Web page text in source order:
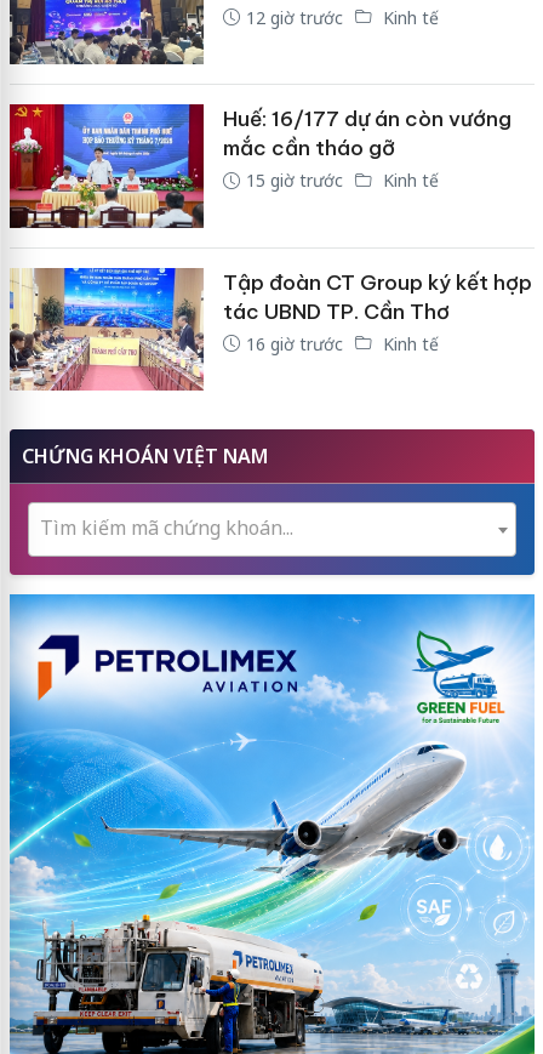
12 giờ trước Kinh tế
Huế: 16/177 dự án còn vướng
mắc cần tháo gỡ
15 giờ trước Kinh tế
Tập đoàn CT Group ký kết hợp
tác UBND TP. Cần Thơ
16 giờ trước Kinh tế
CHỨNG KHOÁN VIỆT NAM
Tìm kiếm mã chứng khoán...